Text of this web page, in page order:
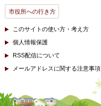
市役所への行き方
このサイトの使い方・考え方
個人情報保護
RSS配信について
メールアドレスに関する注意事項